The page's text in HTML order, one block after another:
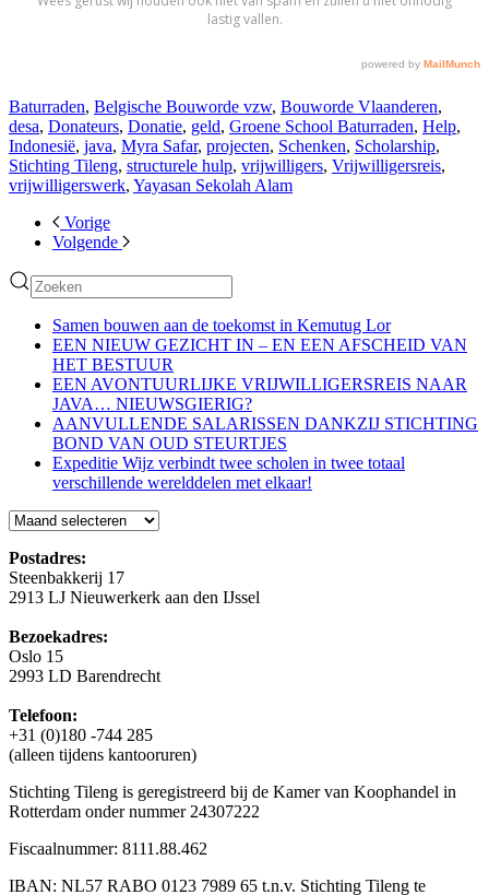
Baturraden, Belgische Bouworde vzw, Bouworde Vlaanderen,
desa, Donateurs, Donatie, geld, Groene School Baturraden, Help,
Indonesië, java, Myra Safar, projecten, Schenken, Scholarship,
Stichting Tileng, structurele hulp, vrijwilligers, Vrijwilligersreis,
vrijwilligerswerk, Yayasan Sekolah Alam
Vorige
Volgende
Samen bouwen aan de toekomst in Kemutug Lor
EEN NIEUW GEZICHT IN – EN EEN AFSCHEID VAN
HET BESTUUR
EEN AVONTUURLIJKE VRIJWILLIGERSREIS NAAR
JAVA… NIEUWSGIERIG?
AANVULLENDE SALARISSEN DANKZIJ STICHTING
BOND VAN OUD STEURTJES
Expeditie Wijz verbindt twee scholen in twee totaal
verschillende werelddelen met elkaar!
Blog
Postadres:
Steenbakkerij 17
2913 LJ Nieuwerkerk aan den IJssel
Bezoekadres:
Oslo 15
2993 LD Barendrecht
Telefoon:
+31 (0)180 -744 285
(alleen tijdens kantooruren)
Stichting Tileng is geregistreerd bij de Kamer van Koophandel in
Rotterdam onder nummer 24307222
Fiscaalnummer: 8111.88.462
IBAN: NL57 RABO 0123 7989 65 t.n.v. Stichting Tileng te